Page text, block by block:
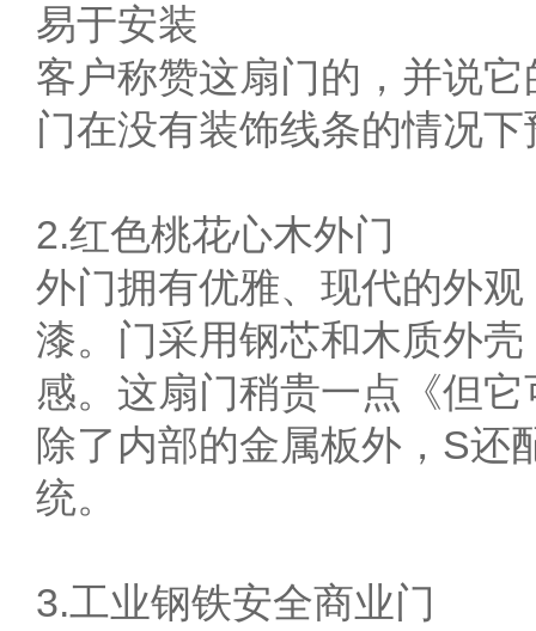
易于安装
客户称赞这扇门的，并说
门在没有装饰线条的情况
2.红色桃花心木外门
外门拥有优雅、现代的外
漆。门采用钢芯和木质外
感。这扇门稍贵一点《但
除了内部的金属板外，S还
统。
3.工业钢铁安全商业门